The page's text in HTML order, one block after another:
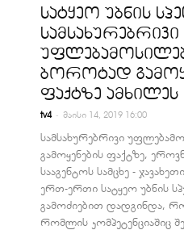
სატყეო უბნის
სამსახურებრივი
ბოროტად
ფაქტზე ამხილეს
tv4 - მაისი 14, 2019 16:00
სამსახურებრივი
გამოყენების ფაქტზე,
სააგენტოს სამცხე -
ერთ-ერთი სატყეო უბნის
გამოძიებით დადგინდა,
რომლის კომპეტენციაშიც